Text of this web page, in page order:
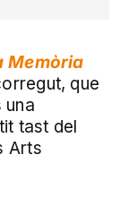
Memòria
que
una
tast del
Arts